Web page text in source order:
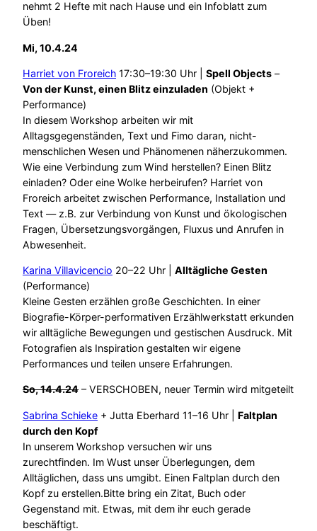
nehmt 2 Hefte mit nach Hause und ein Infoblatt zum
Üben!
Mi, 10.4.24
Harriet von Froreich 17:30–19:30 Uhr | Spell Objects –
Von der Kunst, einen Blitz einzuladen (Objekt +
Performance)
In diesem Workshop arbeiten wir mit
Alltagsgegenständen, Text und Fimo daran, nicht-
menschlichen Wesen und Phänomenen näherzukommen.
Wie eine Verbindung zum Wind herstellen? Einen Blitz
einladen? Oder eine Wolke herbeirufen? Harriet von
Froreich arbeitet zwischen Performance, Installation und
Text — z.B. zur Verbindung von Kunst und ökologischen
Fragen, Übersetzungsvorgängen, Fluxus und Anrufen in
Abwesenheit.
Karina Villavicencio 20–22 Uhr | Alltägliche Gesten
(Performance)
Kleine Gesten erzählen große Geschichten. In einer
Biografie-Körper-performativen Erzählwerkstatt erkunden
wir alltägliche Bewegungen und gestischen Ausdruck. Mit
Fotografien als Inspiration gestalten wir eigene
Performances und teilen unsere Erfahrungen.
So, 14.4.24 – VERSCHOBEN, neuer Termin wird mitgeteilt
Sabrina Schieke + Jutta Eberhard 11–16 Uhr | Faltplan
durch den Kopf
In unserem Workshop versuchen wir uns
zurechtfinden. Im Wust unser Überlegungen, dem
Alltäglichen, dass uns umgibt. Einen Faltplan durch den
Kopf zu erstellen.Bitte bring ein Zitat, Buch oder
Gegenstand mit. Etwas, mit dem ihr euch gerade
beschäftigt.